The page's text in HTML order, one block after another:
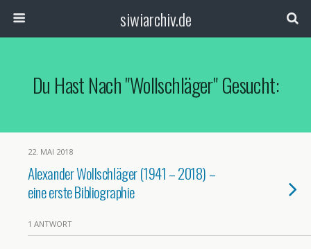
siwiarchiv.de
Du Hast Nach "Wollschläger" Gesucht:
22. MAI 2018
Alexander Wollschläger (1941 – 2018) –
eine erste Bibliographie
1 ANTWORT